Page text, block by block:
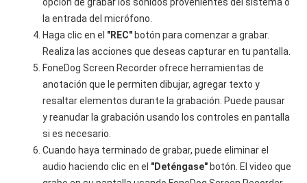
la entrada del micrófono.
Haga clic en el "REC" botón para comenzar a grabar.
Realiza las acciones que deseas capturar en tu pantalla.
FoneDog Screen Recorder ofrece herramientas de
anotación que le permiten dibujar, agregar texto y
resaltar elementos durante la grabación. Puede pausar
y reanudar la grabación usando los controles en pantalla
si es necesario.
Cuando haya terminado de grabar, puede eliminar el
audio haciendo clic en el "Deténgase" botón. El video que